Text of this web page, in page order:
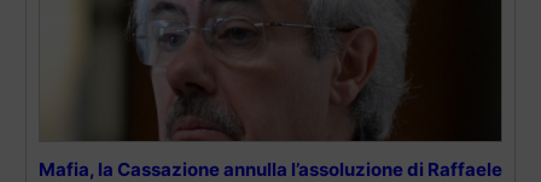
Mafia, la Cassazione annulla l’assoluzione di Raffaele